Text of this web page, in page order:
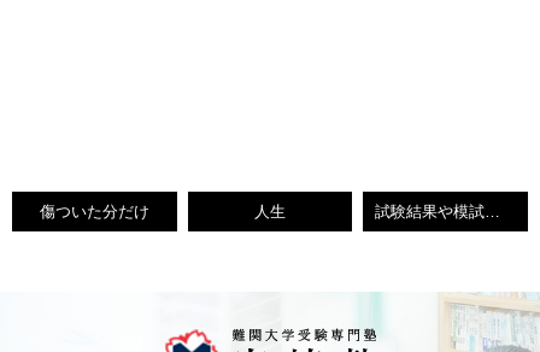
傷ついた分だけ 人生 試験結果や模試結果以上に大切なこと